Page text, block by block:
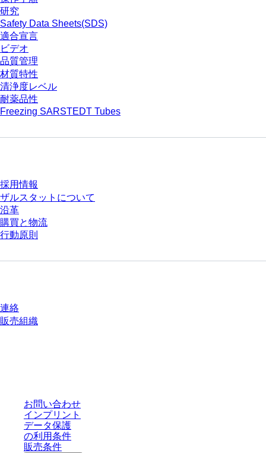
研究
Safety Data Sheets(SDS)
適合宣言
ビデオ
品質管理
材質特性
清浄度レベル
耐薬品性
Freezing SARSTEDT Tubes
採用情報
ザルスタットについて
沿革
購買と物流
行動原則
連絡
販売組織
お問い合わせ
インプリント
データ保護
の利用条件
販売条件